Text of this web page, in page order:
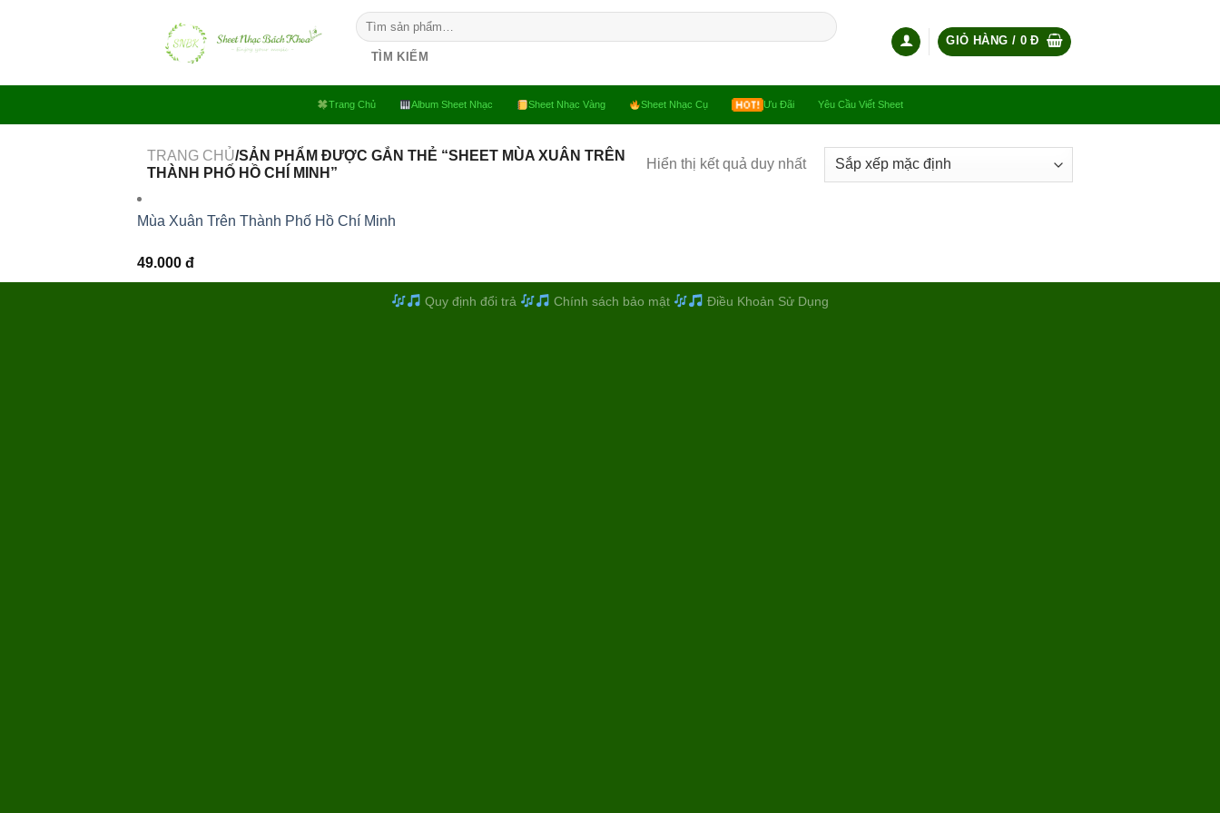
Tìm
kiếm:
TÌM KIẾM
GIỎ HÀNG / 0Đ
Trang Chủ Album Sheet Nhạc Sheet Nhạc Vàng Sheet Nhạc Cụ Ưu Đãi Yêu Cầu Viết Sheet
TRANG CHỦ/SẢN PHẨM ĐƯỢC GẮN THẺ “SHEET MÙA XUÂN TRÊN
THÀNH PHỐ HỒ CHÍ MINH”
Hiển thị kết quả duy nhất
Mùa Xuân Trên Thành Phố Hồ Chí Minh
49.000 đ
Quy định đổi trả Chính sách bảo mật Điều Khoản Sử Dụng